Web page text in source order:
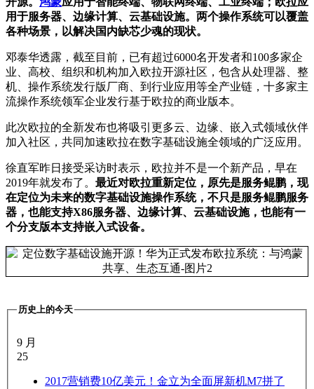
用于服务器、边缘计算、云基础设施。两个操作系统可以覆盖
各种场景，以解决国内缺芯少魂的现状。
邓泰华透露，截至目前，已有超过6000名开发者和100多家企
业、高校、组织和机构加入欧拉开源社区，包含从处理器、整
机、操作系统发行版厂商、到行业应用等全产业链，十多家主
流操作系统领军企业发行基于欧拉的商业版本。
此次欧拉的全新发布也将吸引更多云、边缘、嵌入式领域伙伴
加入社区，共同加速欧拉在数字基础设施全领域的广泛应用。
徐直军昨日接受采访时表示，欧拉并不是一个新产品，早在
2019年就发布了。 最近对欧拉重新定位，原先是服务鲲鹏，现
在定位为未来的数字基础设施操作系统，不只是服务鲲鹏服务
器，也能支持X86服务器、边缘计算、云基础设施，也能有一
个分支版本支持嵌入式设备。
历史上的今天
9 月
25
2017营销费10亿美元！金立为全面屏新机M7拼了